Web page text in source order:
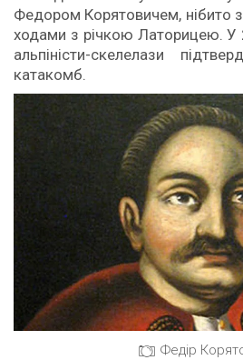
Федором Корятовичем, нібито
ходами з річкою Латорицею. У
альпіністи-скелелази
катакомб.
Федір